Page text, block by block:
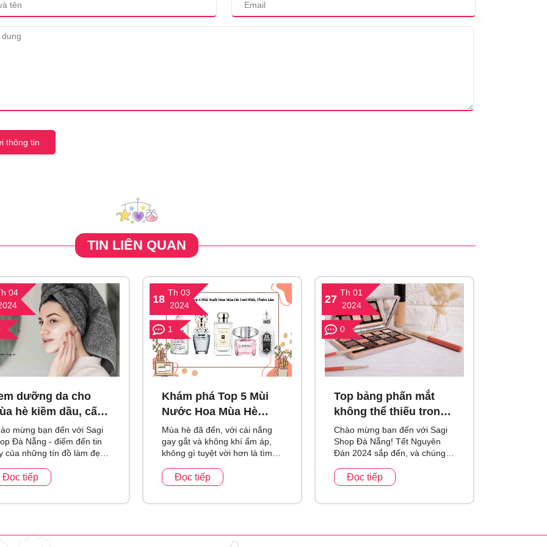
thông tin
TIN LIÊN QUAN
04
dưỡng da cho
hè kiềm dầu, cấp
mừng bạn đến với Sagi
Đà Nẵng - điểm đến tin
của những tín đồ làm đẹp
Trong tháng hè...
Đọc tiếp
18
Th 03
2024
1
Khám phá Top 5 Mùi
Nước Hoa Mùa Hè
Tươi Mát, Thơm Lâu
Mùa hè đã đến, với cái nắng
gay gắt và không khí ấm áp,
không gì tuyệt vời hơn là tìm
phù hợp để...
Đọc tiếp
27
Th 01
2024
0
Top bảng phấn mắt
không thể thiếu trong
dịp Tết Nguyên Đán
2024
Chào mừng bạn đến với Sagi
Shop Đà Nẵng! Tết Nguyên
Đán 2024 sắp đến, và chúng
phấn mắt không thể thiếu
trong dịp...
Đọc tiếp